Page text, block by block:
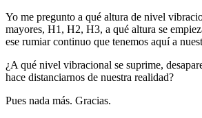
Yo me pregunto a qué altura de nivel
mayores, H1, H2, H3, a qué altura se
ese rumiar continuo que tenemos aquí a
¿A qué nivel vibracional se suprime,
hace distanciarnos de nuestra realidad?
Pues nada más. Gracias.